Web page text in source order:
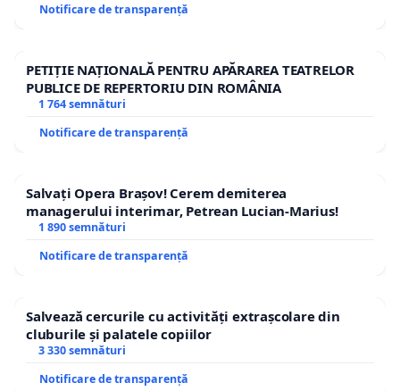
Notificare de transparență
PETIȚIE NAȚIONALĂ PENTRU APĂRAREA TEATRELOR
PUBLICE DE REPERTORIU DIN ROMÂNIA
1 764 semnături
Notificare de transparență
Salvați Opera Brașov! Cerem demiterea
managerului interimar, Petrean Lucian-Marius!
1 890 semnături
Notificare de transparență
Salvează cercurile cu activități extrașcolare din
cluburile și palatele copiilor
3 330 semnături
Notificare de transparență